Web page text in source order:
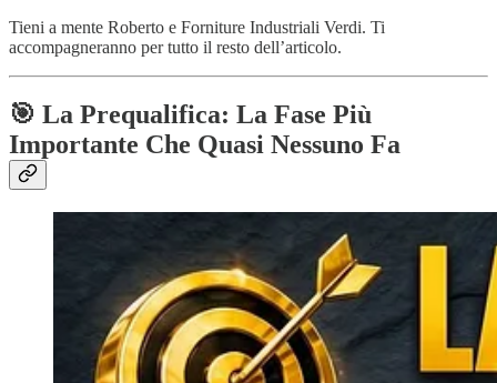
Tieni a mente Roberto e Forniture Industriali Verdi. Ti
accompagneranno per tutto il resto dell’articolo.
🎯 La Prequalifica: La Fase Più
Importante Che Quasi Nessuno Fa